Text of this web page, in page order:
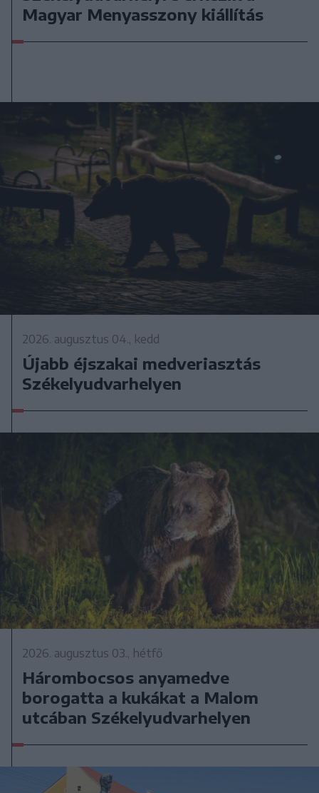
Magyar Menyasszony kiállítás
2026. augusztus 04., kedd
Újabb éjszakai medveriasztás
Székelyudvarhelyen
2026. augusztus 03., hétfő
Hárombocsos anyamedve
borogatta a kukákat a Malom
utcában Székelyudvarhelyen